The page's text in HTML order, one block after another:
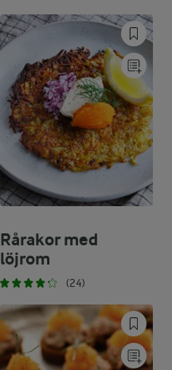
Rårakor med
löjrom
(24)